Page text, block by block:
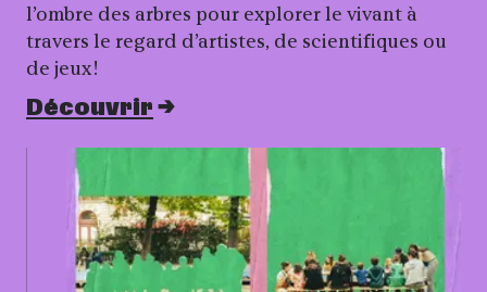
l’ombre des arbres pour explorer le vivant à
travers le regard d’artistes, de scientifiques ou
de jeux !
Découvrir